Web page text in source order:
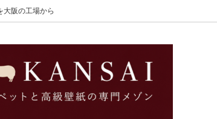
大阪の工場から
Wilton
ルラグ
ペットガイド